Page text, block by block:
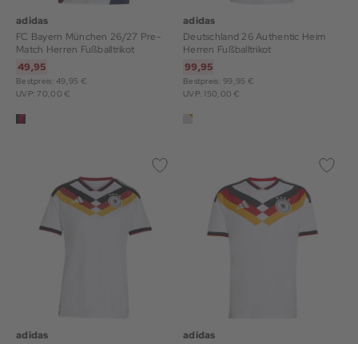
adidas
FC Bayern München 26/27 Pre-
Match Herren Fußballtrikot
49,95
Bestpreis: 49,95 €
UVP: 70,00 €
adidas
Deutschland 26 Authentic Heim
Herren Fußballtrikot
99,95
Bestpreis: 99,95 €
UVP: 150,00 €
adidas
adidas